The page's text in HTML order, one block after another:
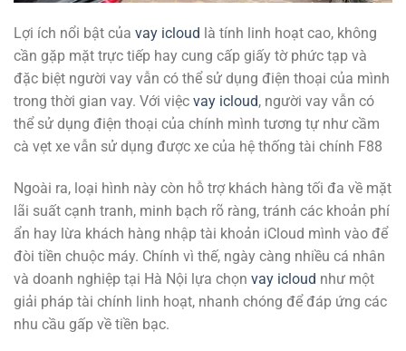
Lợi ích nổi bật của vay icloud là tính linh hoạt cao, không
cần gặp mặt trực tiếp hay cung cấp giấy tờ phức tạp và
đặc biệt người vay vẫn có thể sử dụng điện thoại của mình
trong thời gian vay. Với việc vay icloud, người vay vẫn có
thể sử dụng điện thoại của chính mình tương tự như cầm
cà vẹt xe vẫn sử dụng được xe của hệ thống tài chính F88
Ngoài ra, loại hình này còn hỗ trợ khách hàng tối đa về mặt
lãi suất cạnh tranh, minh bạch rõ ràng, tránh các khoản phí
ẩn hay lừa khách hàng nhập tài khoản iCloud mình vào để
đòi tiền chuộc máy. Chính vì thế, ngày càng nhiều cá nhân
và doanh nghiệp tại Hà Nội lựa chọn vay icloud như một
giải pháp tài chính linh hoạt, nhanh chóng để đáp ứng các
nhu cầu gấp về tiền bạc.